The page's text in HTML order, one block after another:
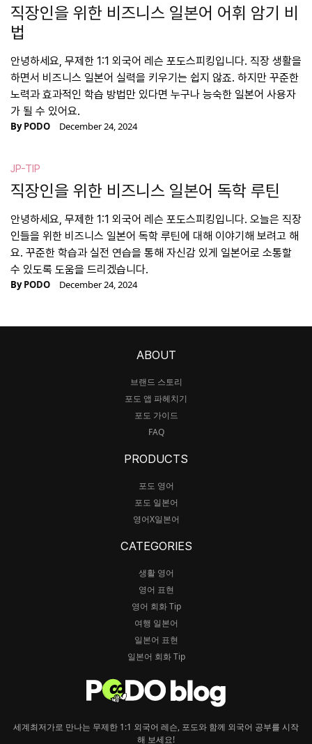
직장인을 위한 비즈니스 일본어 어휘 암기 비
법
안녕하세요, 무제한 1:1 외국어 레슨 포도스피킹입니다. 직장 생활을
하면서 비즈니스 일본어 실력을 키우기는 쉽지 않죠. 하지만 꾸준한
노력과 효과적인 학습 방법만 있다면 누구나 능숙한 일본어 사용자
가 될 수 있어요.
ByPODO December 24, 2024
JP-TIP
직장인을 위한 비즈니스 일본어 독학 루틴
안녕하세요, 무제한 1:1 외국어 레슨 포도스피킹입니다. 오늘은 직장
인들을 위한 비즈니스 일본어 독학 루틴에 대해 이야기해 보려고 해
요. 꾸준한 학습과 실전 연습을 통해 자신감 있게 일본어로 소통할
수 있도록 도움을 드리겠습니다.
ByPODO December 24, 2024
ABOUT
브랜드 스토리
포도 앱 파헤치기
포도 가이드
FAQ
PRODUCTS
포도 영어
포도 일본어
영어X일본어
CATEGORIES
생활 영어
영어 표현
영어 회화 Tip
여행 일본어
일본어 표현
일본어 회화 Tip
세계최저가로 만나는 무제한 1:1 외국어 레슨, 포도와 함께 외국어 공부를 시작
해 보세요!